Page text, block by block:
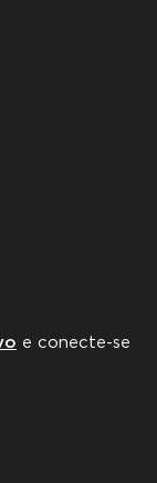
e conecte-se